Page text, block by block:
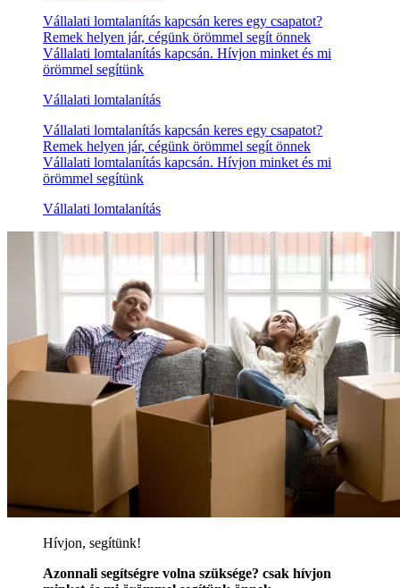
Vállalati lomtalanítás kapcsán keres egy csapatot?
Remek helyen jár, cégünk örömmel segít önnek
Vállalati lomtalanítás kapcsán. Hívjon minket és mi
örömmel segítünk
Vállalati lomtalanítás
Vállalati lomtalanítás kapcsán keres egy csapatot?
Remek helyen jár, cégünk örömmel segít önnek
Vállalati lomtalanítás kapcsán. Hívjon minket és mi
örömmel segítünk
Vállalati lomtalanítás
Hívjon, segítünk!
Azonnali segítségre volna szüksége? csak hívjon